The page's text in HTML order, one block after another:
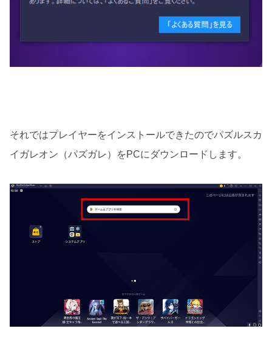
それではプレイヤーをインストールできたのでパズルスカ
イガレオン（パズガレ）をPCにダウンロードします。